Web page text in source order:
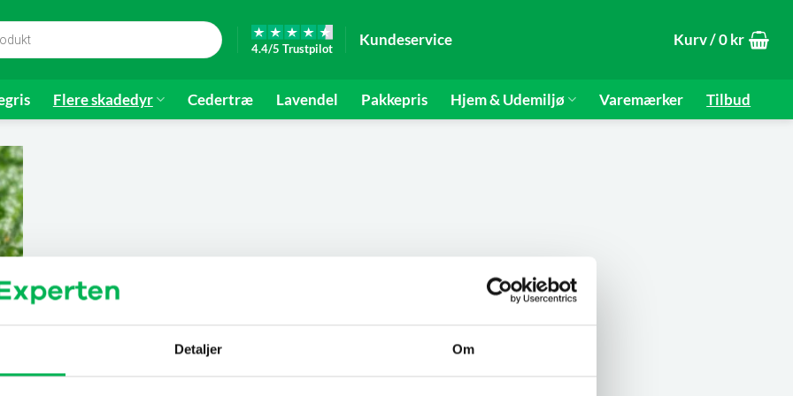
Detaljer Om
4.4/5 Trustpilot
Kundeservice Kurv /0 kr
Flere skadedyr Cedertræ Lavendel Pakkepris Hjem & Udemiljø Varemærker Tilbud